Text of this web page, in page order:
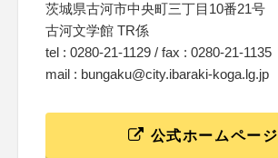
茨城県古河市中央町三丁目10番21号
古河文学館 TR係
tel : 0280-21-1129 / fax : 0280-21-1135
mail : bungaku@city.ibaraki-koga.lg.jp
公式ホームページ